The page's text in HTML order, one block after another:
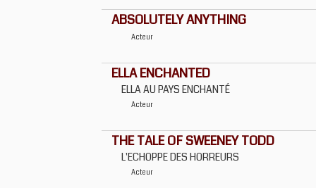
ABSOLUTELY ANYTHING
Acteur
ELLA ENCHANTED
ELLA AU PAYS ENCHANTÉ
Acteur
THE TALE OF SWEENEY TODD
L'ECHOPPE DES HORREURS
Acteur